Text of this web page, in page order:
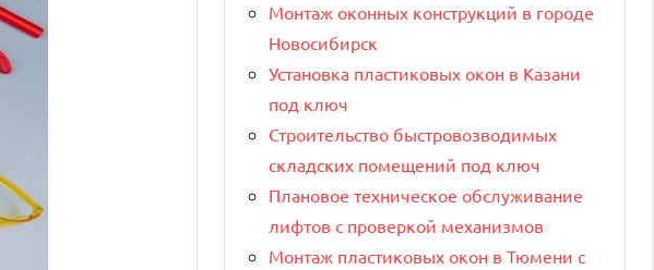
Монтаж оконных конструкций в городе
Новосибирск
Установка пластиковых окон в Казани
под ключ
Строительство быстровозводимых
складских помещений под ключ
Плановое техническое обслуживание
лифтов с проверкой механизмов
Монтаж пластиковых окон в Тюмени с